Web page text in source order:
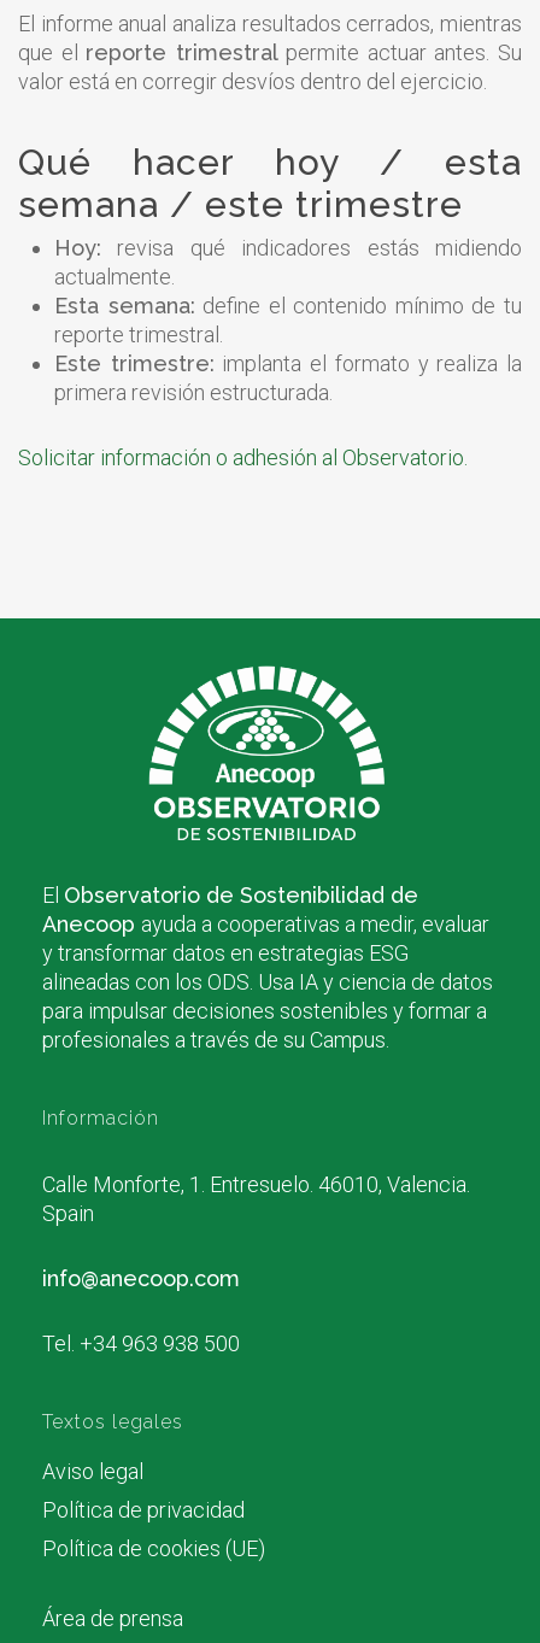
El informe anual analiza resultados cerrados, mientras
que el reporte trimestralpermite actuar antes. Su
valor está en corregir desvíos dentro del ejercicio.
Qué hacer hoy / esta
semana / este trimestre
Hoy: revisa qué indicadores estás midiendo
actualmente.
Esta semana: define el contenido mínimo de tu
reporte trimestral.
Este trimestre: implanta el formato y realiza la
primera revisión estructurada.
Solicitar información o adhesión al Observatorio.
El Observatorio de Sostenibilidad de
Anecoop ayuda a cooperativas a medir, evaluar
y transformar datos en estrategias ESG
alineadas con los ODS. Usa IA y ciencia de datos
para impulsar decisiones sostenibles y formar a
profesionales a través de su Campus.
Información
Calle Monforte, 1. Entresuelo. 46010, Valencia.
Spain
info@anecoop.com
Tel. +34 963 938 500
Textos legales
Aviso legal
Política de privacidad
Política de cookies (UE)
Área de prensa